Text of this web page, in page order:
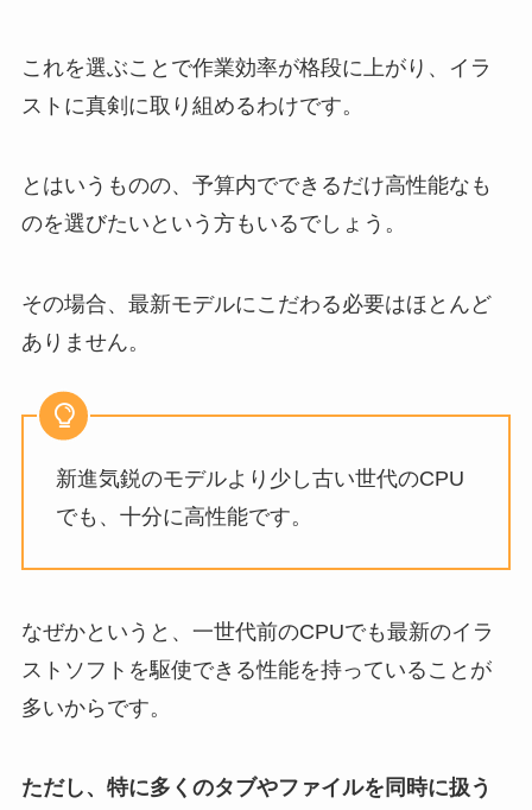
これを選ぶことで作業効率が格段に上がり、イラ
ストに真剣に取り組めるわけです。
とはいうものの、予算内でできるだけ高性能なも
のを選びたいという方もいるでしょう。
その場合、最新モデルにこだわる必要はほとんど
ありません。
新進気鋭のモデルより少し古い世代のCPU
でも、十分に高性能です。
なぜかというと、一世代前のCPUでも最新のイラ
ストソフトを駆使できる性能を持っていることが
多いからです。
ただし、特に多くのタブやファイルを同時に扱う